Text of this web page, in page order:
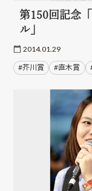
第150回記念
ル」
2014.01.29
#芥川賞 #直木賞